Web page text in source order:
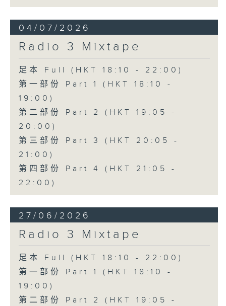
04/07/2026
Radio 3 Mixtape
足本 Full (HKT 18:10 - 22:00)
第一部份 Part 1 (HKT 18:10 -
19:00)
第二部份 Part 2 (HKT 19:05 -
20:00)
第三部份 Part 3 (HKT 20:05 -
21:00)
第四部份 Part 4 (HKT 21:05 -
22:00)
27/06/2026
Radio 3 Mixtape
足本 Full (HKT 18:10 - 22:00)
第一部份 Part 1 (HKT 18:10 -
19:00)
第二部份 Part 2 (HKT 19:05 -